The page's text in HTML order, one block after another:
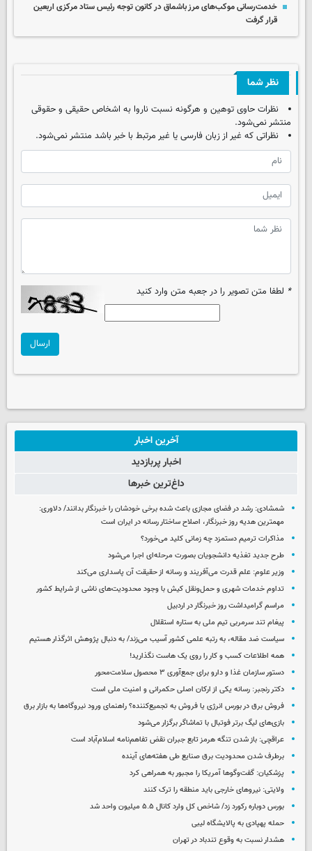
خدمت‌رسانی موکب‌های مرز باشماق در کانون توجه رئیس ستاد مرکزی اربعین
قرار گرفت
نظر شما
نظرات حاوی توهین و هرگونه نسبت ناروا به اشخاص حقیقی و حقوقی
منتشر نمی‌شود.
نظراتی که غیر از زبان فارسی یا غیر مرتبط با خبر باشد منتشر نمی‌شود.
* لطفا متن تصویر را در جعبه متن وارد کنید
ارسال
آخرین اخبار
اخبار پربازدید
داغ‌ترین خبرها
شمشادی: رشد در فضای مجازی باعث شده برخی خودشان را خبرنگار بدانند/ دلاوری:
مهمترین هدیه‌ روز خبرنگار، اصلاح ساختار رسانه در ایران است
مذاکرات ترمیم دستمزد چه زمانی کلید می‌خورد؟
طرح جدید تغذیه دانشجویان بصورت مرحله‌ای اجرا می‌شود
وزیر علوم: علم قدرت می‌آفریند و رسانه از حقیقت آن پاسداری می‌کند
تداوم خدمات شهری و حمل‌ونقل کیش با وجود محدودیت‌های ناشی از شرایط کشور
مراسم گرامیداشت روز خبرنگار در اردبیل
پیغام تند سرمربی تیم ملی به ستاره استقلال
سیاست ضد مقاله، به رتبه علمی کشور آسیب می‌زند/ به دنبال پژوهش اثرگذار هستیم
همه اطلاعات کسب‌ و کار را روی یک هاست نگذارید!
دستور سازمان غذا و دارو برای جمع‌آوری ۳ محصول سلامت‌محور
دکتر رنجبر: رسانه یکی از ارکان اصلی حکمرانی و امنیت ملی است
فروش برق در بورس انرژی یا فروش به تجمیع‌کننده؟ راهنمای ورود نیروگاه‌ها به بازار برق
بازی‌های لیگ برتر فوتبال با تماشاگر برگزار می‌شود
عراقچی: باز شدن تنگه هرمز تابع جبران نقض تفاهم‌نامه اسلام‌آباد است
برطرف شدن محدودیت‌ برق صنایع طی هفته‌های آینده
پزشکیان: گفت‌وگوها آمریکا را مجبور به همراهی کرد
ولایتی: نیروهای خارجی باید منطقه را ترک کنند
بورس دوباره رکورد زد/ شاخص کل وارد کانال ۵.۵ میلیون واحد شد
حمله پهپادی به پالایشگاه لیبی
هشدار نسبت به وقوع تندباد در تهران